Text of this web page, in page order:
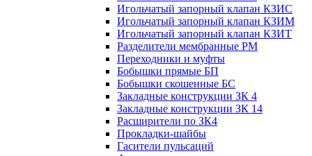
Игольчатый запорный клапан КЗИС
Игольчатый запорный клапан КЗИМ
Игольчатый запорный клапан КЗИТ
Разделители мембранные РМ
Переходники и муфты
Бобышки прямые БП
Бобышки скошенные БС
Закладные конструкции ЗК 4
Закладные конструкции ЗК 14
Расширители по ЗК4
Прокладки-шайбы
Гасители пульсаций